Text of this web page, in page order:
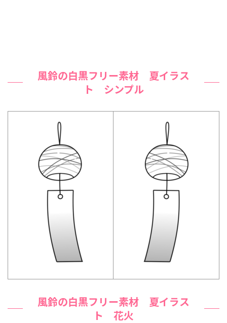
風鈴の白黒フリー素材 夏イラス
ト シンプル
風鈴の白黒フリー素材 夏イラス
ト 花火